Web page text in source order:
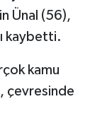
Ünal (56),
kaybetti.
kamu
çevresinde